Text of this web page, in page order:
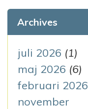
e
f
t
e
r
:
Archives
juli 2026 (1)
maj 2026 (6)
februari 2026
november